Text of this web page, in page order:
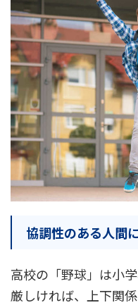
協調性のある人間
高校の「野球」は小
厳しければ、上下関